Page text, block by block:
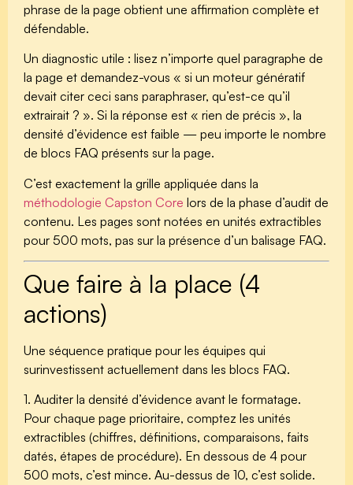
phrase de la page obtient une affirmation complète et
défendable.
Un diagnostic utile : lisez n’importe quel paragraphe de
la page et demandez-vous « si un moteur génératif
devait citer ceci sans paraphraser, qu’est-ce qu’il
extrairait ? ». Si la réponse est « rien de précis », la
densité d’évidence est faible — peu importe le nombre
de blocs FAQ présents sur la page.
C’est exactement la grille appliquée dans la
méthodologie Capston Core lors de la phase d’audit de
contenu. Les pages sont notées en unités extractibles
pour 500 mots, pas sur la présence d’un balisage FAQ.
Que faire à la place (4
actions)
Une séquence pratique pour les équipes qui
surinvestissent actuellement dans les blocs FAQ.
1. Auditer la densité d’évidence avant le formatage.
Pour chaque page prioritaire, comptez les unités
extractibles (chiffres, définitions, comparaisons, faits
datés, étapes de procédure). En dessous de 4 pour
500 mots, c’est mince. Au-dessus de 10, c’est solide.